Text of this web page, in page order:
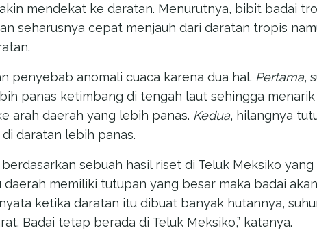
mendekat ke daratan. Menurutnya, bibit badai
seharusnya cepat menjauh dari daratan tropis
penyebab anomali cuaca karena dua hal. Pertama,
panas ketimbang di tengah laut sehingga menarik
arah daerah yang lebih panas. Kedua, hilangnya
daratan lebih panas.
sebuah hasil riset di Teluk Meksiko
daerah memiliki tutupan yang besar maka badai
ketika daratan itu dibuat banyak hutannya,
Badai tetap berada di Teluk Meksiko,” katanya.